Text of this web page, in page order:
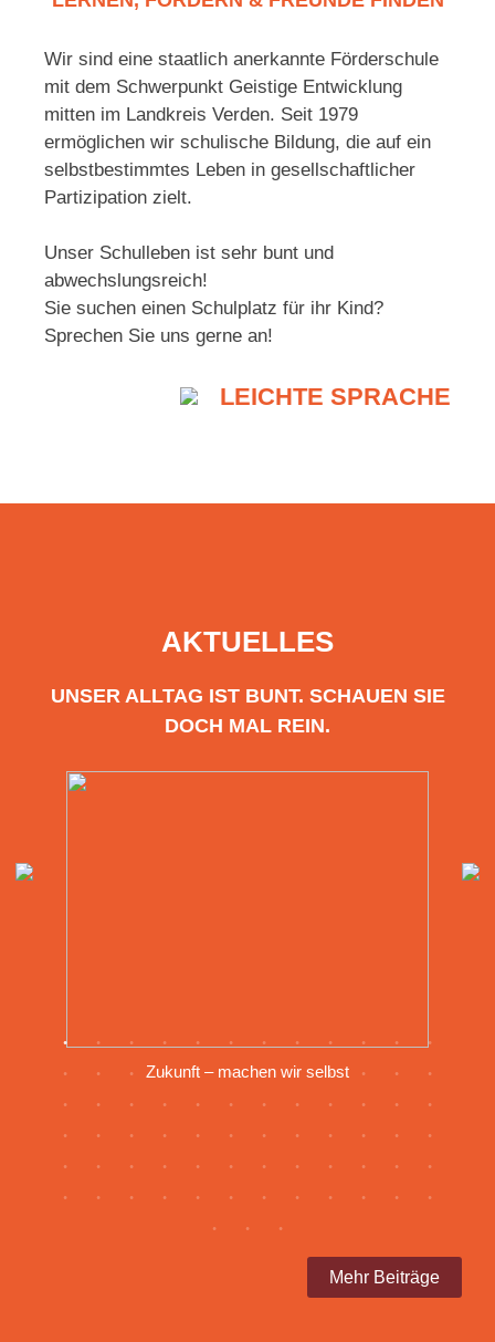
Wir sind eine staatlich anerkannte Förderschule
mit dem Schwerpunkt Geistige Entwicklung
mitten im Landkreis Verden. Seit 1979
ermöglichen wir schulische Bildung, die auf ein
selbstbestimmtes Leben in gesellschaftlicher
Partizipation zielt.
Unser Schulleben ist sehr bunt und
abwechslungsreich!
Sie suchen einen Schulplatz für ihr Kind?
Sprechen Sie uns gerne an!
LEICHTE SPRACHE
AKTUELLES
UNSER ALLTAG IST BUNT. SCHAUEN SIE
DOCH MAL REIN.
Zukunft – machen wir selbst
Mehr Beiträge